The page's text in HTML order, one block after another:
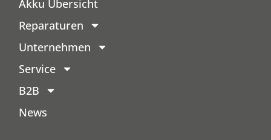
Akku Übersicht
Reparaturen
Unternehmen
Service
B2B
News